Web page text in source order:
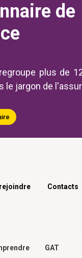
de
plus de
le jargon de
Contacts
GAT